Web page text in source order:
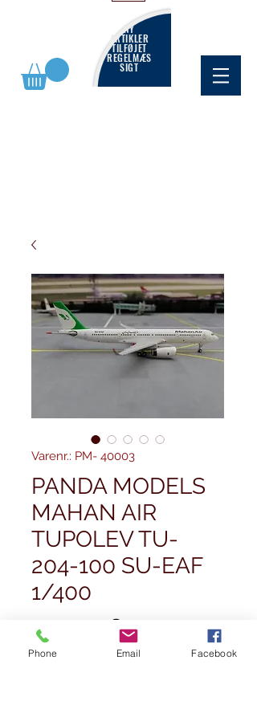
NY
ARTIKLER
TILFØJET
REGELMÆS
SIGT
Varenr.: PM- 40003
PANDA MODELS
MAHAN AIR
TUPOLEV TU-
204-100 SU-EAF
1/400
45,00 £Pris
Phone Email Facebook